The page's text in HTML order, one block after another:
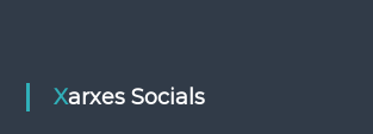
Xarxes Socials